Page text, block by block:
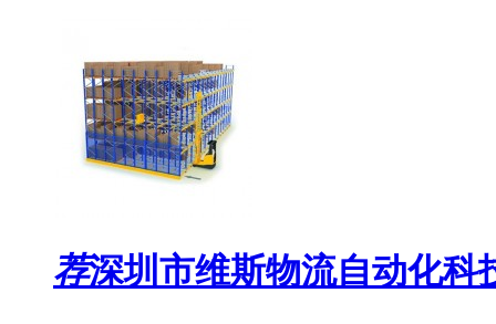
荐深圳市维斯物流自动化科